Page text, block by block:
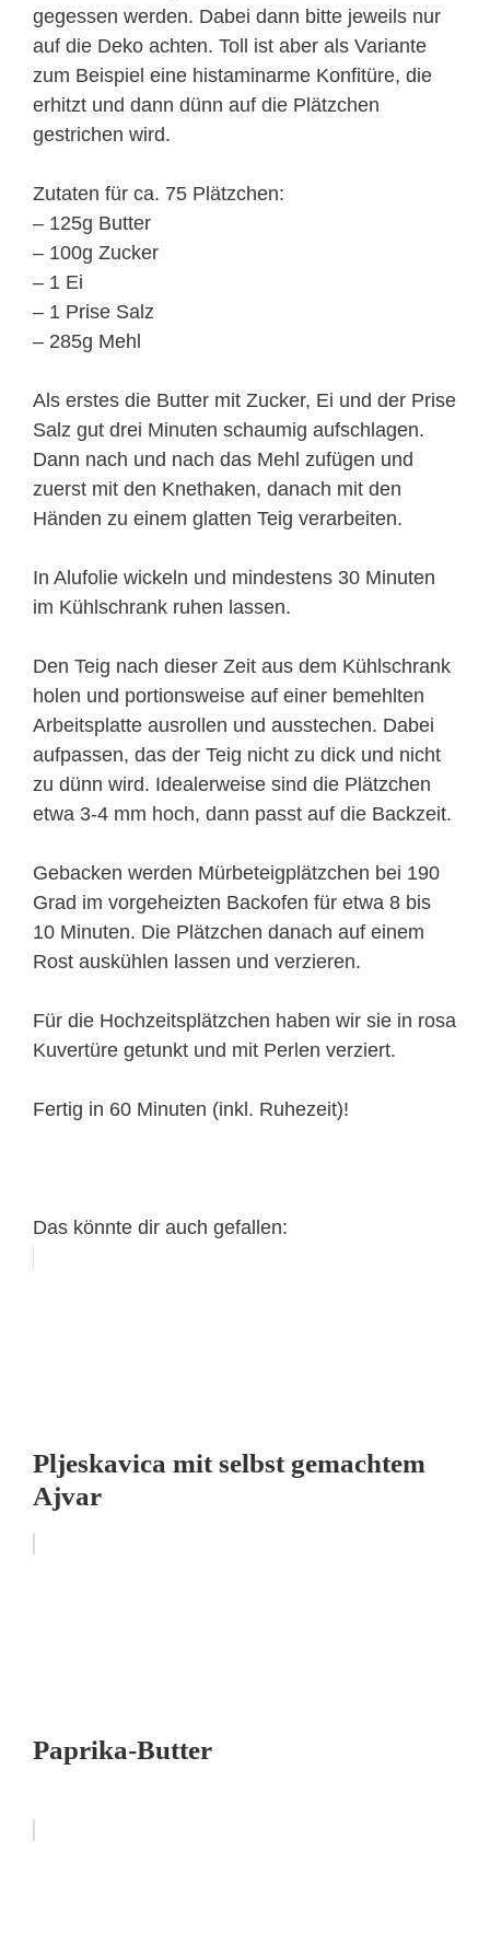
gegessen werden. Dabei dann bitte jeweils nur
auf die Deko achten. Toll ist aber als Variante
zum Beispiel eine histaminarme Konfitüre, die
erhitzt und dann dünn auf die Plätzchen
gestrichen wird.
Zutaten für ca. 75 Plätzchen:
– 125g Butter
– 100g Zucker
– 1 Ei
– 1 Prise Salz
– 285g Mehl
Als erstes die Butter mit Zucker, Ei und der Prise
Salz gut drei Minuten schaumig aufschlagen.
Dann nach und nach das Mehl zufügen und
zuerst mit den Knethaken, danach mit den
Händen zu einem glatten Teig verarbeiten.
In Alufolie wickeln und mindestens 30 Minuten
im Kühlschrank ruhen lassen.
Den Teig nach dieser Zeit aus dem Kühlschrank
holen und portionsweise auf einer bemehlten
Arbeitsplatte ausrollen und ausstechen. Dabei
aufpassen, das der Teig nicht zu dick und nicht
zu dünn wird. Idealerweise sind die Plätzchen
etwa 3-4 mm hoch, dann passt auf die Backzeit.
Gebacken werden Mürbeteigplätzchen bei 190
Grad im vorgeheizten Backofen für etwa 8 bis
10 Minuten. Die Plätzchen danach auf einem
Rost auskühlen lassen und verzieren.
Für die Hochzeitsplätzchen haben wir sie in rosa
Kuvertüre getunkt und mit Perlen verziert.
Fertig in 60 Minuten (inkl. Ruhezeit)!
Das könnte dir auch gefallen:
Pljeskavica mit selbst gemachtem
Ajvar
Paprika-Butter